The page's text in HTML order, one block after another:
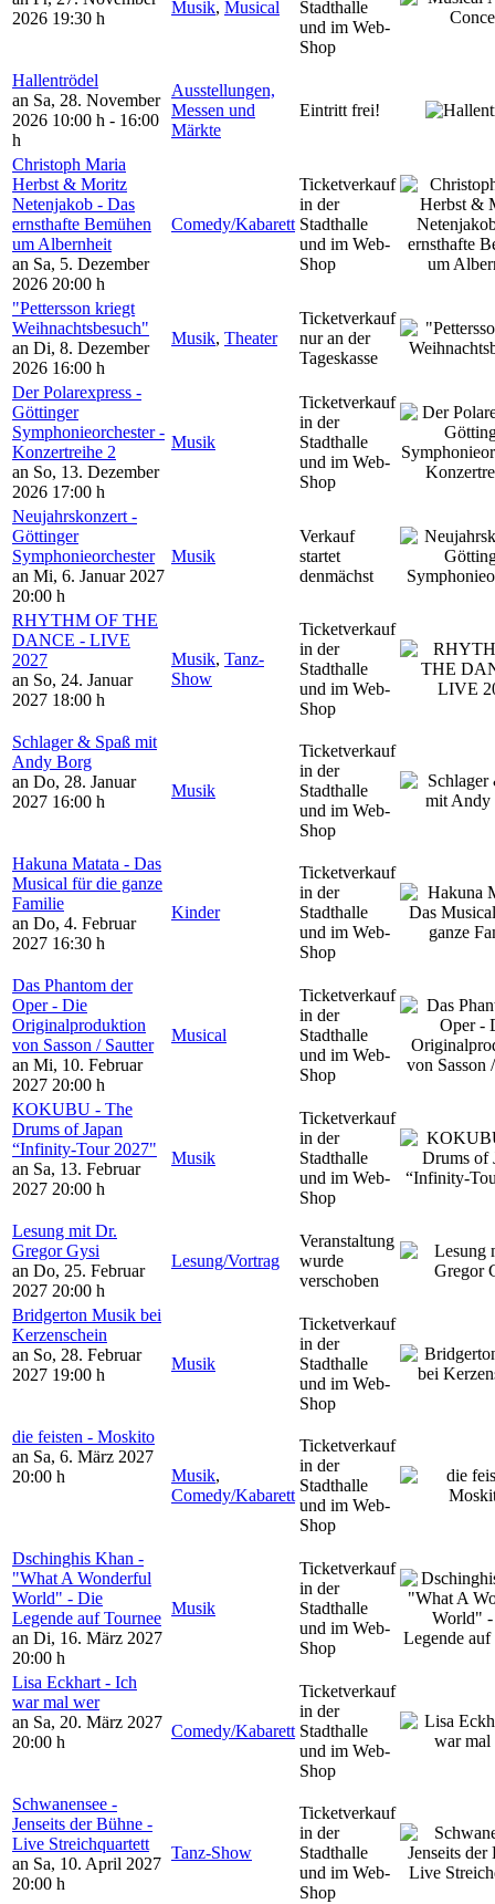
2026 19:30 h
Musik, Musical
Stadthalle
und im Web-
Shop
Hallentrödel
an Sa, 28. November
2026 10:00 h - 16:00
h
Ausstellungen,
Messen und
Märkte
Eintritt frei!
Christoph Maria
Herbst & Moritz
Netenjakob - Das
ernsthafte Bemühen
um Albernheit
an Sa, 5. Dezember
2026 20:00 h
Comedy/Kabarett
Ticketverkauf
in der
Stadthalle
und im Web-
Shop
"Pettersson kriegt
Weihnachtsbesuch"
an Di, 8. Dezember
2026 16:00 h
Musik, Theater
Ticketverkauf
nur an der
Tageskasse
Der Polarexpress -
Göttinger
Symphonieorchester -
Konzertreihe 2
an So, 13. Dezember
2026 17:00 h
Musik
Ticketverkauf
in der
Stadthalle
und im Web-
Shop
Neujahrskonzert -
Göttinger
Symphonieorchester
an Mi, 6. Januar 2027
20:00 h
Musik
Verkauf
startet
denmächst
RHYTHM OF THE
DANCE - LIVE
2027
an So, 24. Januar
2027 18:00 h
Musik, Tanz-
Show
Ticketverkauf
in der
Stadthalle
und im Web-
Shop
Schlager & Spaß mit
Andy Borg
an Do, 28. Januar
2027 16:00 h
Musik
Ticketverkauf
in der
Stadthalle
und im Web-
Shop
Hakuna Matata - Das
Musical für die ganze
Familie
an Do, 4. Februar
2027 16:30 h
Kinder
Ticketverkauf
in der
Stadthalle
und im Web-
Shop
Das Phantom der
Oper - Die
Originalproduktion
von Sasson / Sautter
an Mi, 10. Februar
2027 20:00 h
Musical
Ticketverkauf
in der
Stadthalle
und im Web-
Shop
KOKUBU - The
Drums of Japan
“Infinity-Tour 2027"
an Sa, 13. Februar
2027 20:00 h
Musik
Ticketverkauf
in der
Stadthalle
und im Web-
Shop
Lesung mit Dr.
Gregor Gysi
an Do, 25. Februar
2027 20:00 h
Lesung/Vortrag
Veranstaltung
wurde
verschoben
Bridgerton Musik bei
Kerzenschein
an So, 28. Februar
2027 19:00 h
Musik
Ticketverkauf
in der
Stadthalle
und im Web-
Shop
die feisten - Moskito
an Sa, 6. März 2027
20:00 h
Musik,
Comedy/Kabarett
Ticketverkauf
in der
Stadthalle
und im Web-
Shop
Dschinghis Khan -
"What A Wonderful
World" - Die
Legende auf Tournee
an Di, 16. März 2027
20:00 h
Musik
Ticketverkauf
in der
Stadthalle
und im Web-
Shop
Lisa Eckhart - Ich
war mal wer
an Sa, 20. März 2027
20:00 h
Comedy/Kabarett
Ticketverkauf
in der
Stadthalle
und im Web-
Shop
Schwanensee -
Jenseits der Bühne -
Live Streichquartett
an Sa, 10. April 2027
20:00 h
Tanz-Show
Ticketverkauf
in der
Stadthalle
und im Web-
Shop